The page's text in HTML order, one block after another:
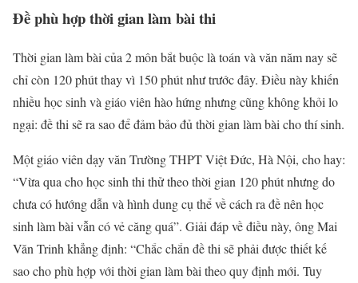
Đề phù hợp thời gian làm bài thi
Thời gian làm bài của 2 môn bắt buộc là toán và văn năm nay sẽ
chỉ còn 120 phút thay vì 150 phút như trước đây. Điều này khiến
nhiều học sinh và giáo viên hào hứng nhưng cũng không khỏi lo
ngại: đề thi sẽ ra sao để đảm bảo đủ thời gian làm bài cho thí sinh.
Một giáo viên dạy văn Trường THPT Việt Đức, Hà Nội, cho hay:
“Vừa qua cho học sinh thi thử theo thời gian 120 phút nhưng do
chưa có hướng dẫn và hình dung cụ thể về cách ra đề nên học
sinh làm bài vẫn có vẻ căng quá”. Giải đáp về điều này, ông Mai
Văn Trinh khẳng định: “Chắc chắn đề thi sẽ phải được thiết kế
sao cho phù hợp với thời gian làm bài theo quy định mới. Tuy